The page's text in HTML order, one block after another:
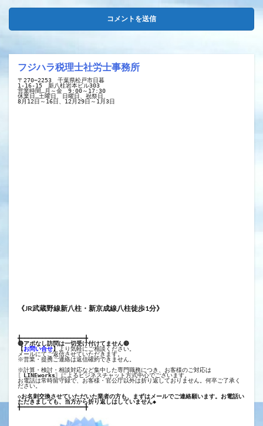
フジハラ税理士社労士事務所
〒270−2253　千葉県松戸市日暮
1-16-15　新八柱岩本ビル303
営業時間…月～金　9:00～17:30
休業日…土曜日、日曜日、祝祭日、
8月12日～16日、12月29日～1月3日
《JR武蔵野線新八柱・新京成線八柱徒歩1分》
╋━━━━━━━━━━━━━━━━━━╋
🔴アポなし訪問は一切受け付けてません🔴
【お問い合せ】より気軽にご相談ください。
メールにてご返信させていただきます。
※営業・提携ご連絡は返信確約できません。
※計算・検討・相談対応など集中した専門職務につき、お客様のご対応は
〖 LINEworks〗によるビジネスチャット方式中心でございます。
お電話は常時留守録で、お客様・官公庁以外は折り返しておりません。何卒ご了承く
ださい。
◇お名刺交換させていただいた業者の方も、まずはメールでご連絡願います。お電話い
ただきましても、当方から折り返しはしていません◆
╋━━━━━━━━━━━━━━━━━━╋